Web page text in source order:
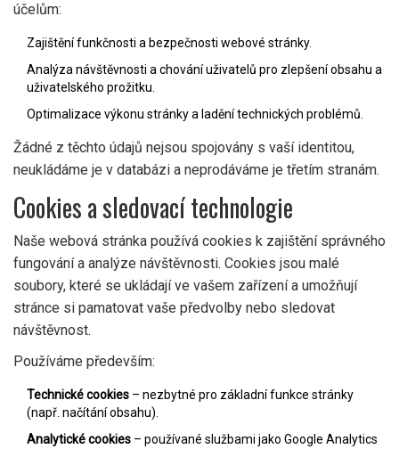
účelům:
Zajištění funkčnosti a bezpečnosti webové stránky.
Analýza návštěvnosti a chování uživatelů pro zlepšení obsahu a
uživatelského prožitku.
Optimalizace výkonu stránky a ladění technických problémů.
Žádné z těchto údajů nejsou spojovány s vaší identitou,
neukládáme je v databázi a neprodáváme je třetím stranám.
Cookies a sledovací technologie
Naše webová stránka používá cookies k zajištění správného
fungování a analýze návštěvnosti. Cookies jsou malé
soubory, které se ukládají ve vašem zařízení a umožňují
stránce si pamatovat vaše předvolby nebo sledovat
návštěvnost.
Používáme především:
Technické cookies – nezbytné pro základní funkce stránky
(např. načítání obsahu).
Analytické cookies – používané službami jako Google Analytics